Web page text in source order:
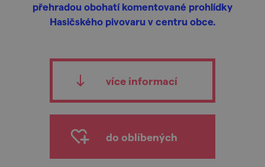
přehradou obohatí komentované prohlídky
Hasičského pivovaru v centru obce.
více informací
do oblíbených